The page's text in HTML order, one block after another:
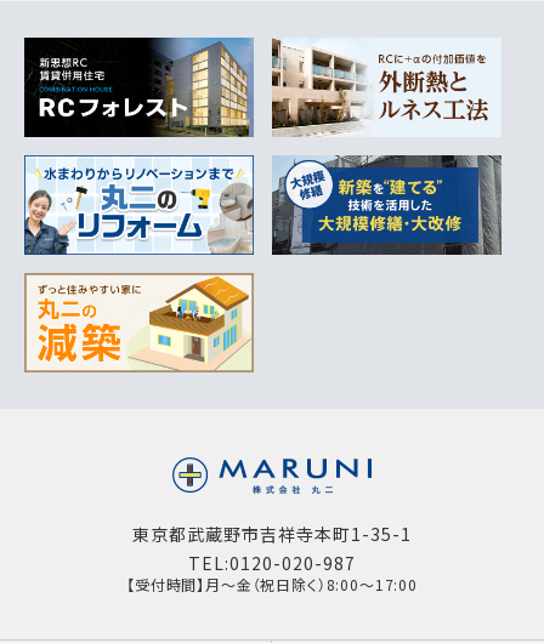
東京都武蔵野市吉祥寺本町1-35-1
TEL:0120-020-987
【受付時間】月～金（祝日除く）8:00～17:00